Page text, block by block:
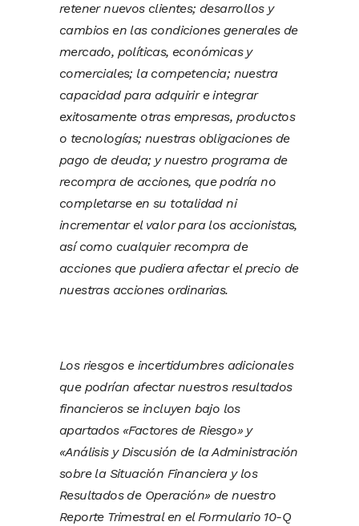
retener nuevos clientes; desarrollos y
cambios en las condiciones generales de
mercado, políticas, económicas y
comerciales; la competencia; nuestra
capacidad para adquirir e integrar
exitosamente otras empresas, productos
o tecnologías; nuestras obligaciones de
pago de deuda; y nuestro programa de
recompra de acciones, que podría no
completarse en su totalidad ni
incrementar el valor para los accionistas,
así como cualquier recompra de
acciones que pudiera afectar el precio de
nuestras acciones ordinarias.
Los riesgos e incertidumbres adicionales
que podrían afectar nuestros resultados
financieros se incluyen bajo los
apartados «Factores de Riesgo» y
«Análisis y Discusión de la Administración
sobre la Situación Financiera y los
Resultados de Operación» de nuestro
Reporte Trimestral en el Formulario 10-Q